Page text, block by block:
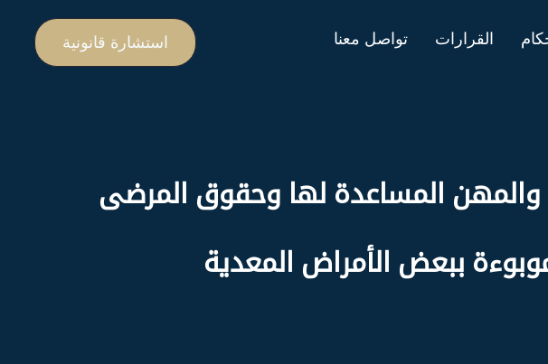
القرارات تواصل معنا استشارة قانونية
مهنة الطب والمهن المساعدة لها وحقوق المرضى
ببعض الأمراض المعدية